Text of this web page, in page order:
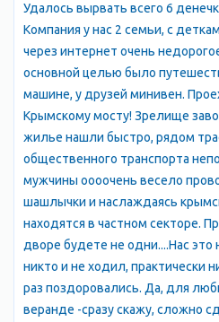
форм и размеров, а над ними
сказочный замок Ай-Петри.
рекреационным потенциалом.
мягкого климата,
горного воздуха, напоенного
превратило Алупку в один из
Крымского полуострова. Город
поэтому здесь легко дышится
морской бриз хорошо освежает
здравницы, чистые галечные
инфраструктура обеспечивают
необременительный отдых.
представляя собой спокойный
курортной суеты Южнобережья.
делает Алупку идеальной для
Удалось вырвать всего 6
Компания у нас 2 семьи, с
через интернет очень
основной целью было
машине, у друзей минивен.
Крымскому мосту! Зрелище
жилье нашли быстро, рядом
общественного транспорта
мужчины оооочень весело
шашлычки и наслаждаясь
находятся в частном секторе.
дворе будете не одни....Нас это
никто и не ходил, практически
раз поздоровались. Да, для
веранде -сразу скажу, сложно